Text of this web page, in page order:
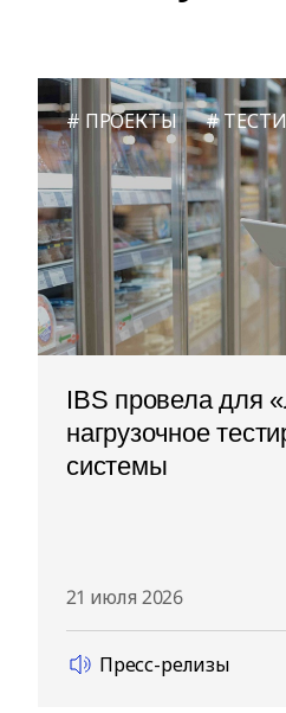
ПРОЕКТЫ
IBS провела для
нагрузочное
системы
21 июля 2026
Пресс-релизы